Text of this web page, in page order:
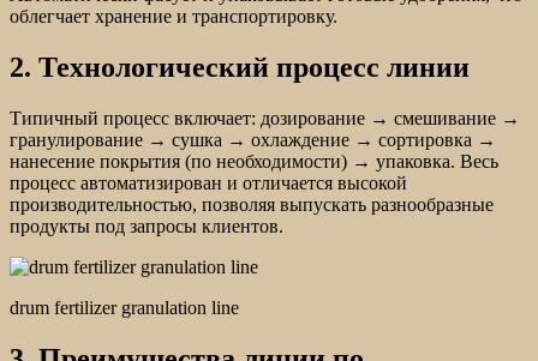
облегчает хранение и транспортировку.
2. Технологический процесс линии
Типичный процесс включает: дозирование → смешивание →
гранулирование → сушка → охлаждение → сортировка →
нанесение покрытия (по необходимости) → упаковка. Весь
процесс автоматизирован и отличается высокой
производительностью, позволяя выпускать разнообразные
продукты под запросы клиентов.
drum fertilizer granulation line